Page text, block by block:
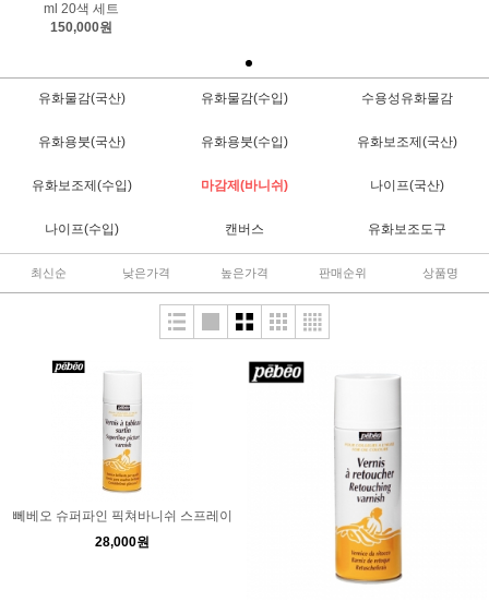
ml 20색 세트
150,000원
유화물감(국산) 유화물감(수입) 수용성유화물감
유화용붓(국산) 유화용붓(수입) 유화보조제(국산)
유화보조제(수입) 마감제(바니쉬) 나이프(국산)
나이프(수입) 캔버스 유화보조도구
최신순 낮은가격 높은가격 판매순위 상품명
뻬베오 슈퍼파인 픽쳐바니쉬 스프레이
28,000원